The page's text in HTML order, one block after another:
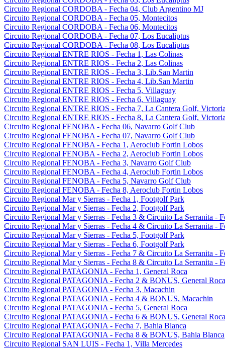
Circuito Regional CORDOBA - Fecha 04, Club Argentino MJ
Circuito Regional CORDOBA - Fecha 05, Montecitos
Circuito Regional CORDOBA - Fecha 06, Montecitos
Circuito Regional CORDOBA - Fecha 07, Los Eucaliptus
Circuito Regional CORDOBA - Fecha 08, Los Eucaliptus
Circuito Regional ENTRE RIOS - Fecha 1, Las Colinas
Circuito Regional ENTRE RIOS - Fecha 2, Las Colinas
Circuito Regional ENTRE RIOS - Fecha 3, Lib.San Martin
Circuito Regional ENTRE RIOS - Fecha 4, Lib.San Martin
Circuito Regional ENTRE RIOS - Fecha 5, Villaguay
Circuito Regional ENTRE RIOS - Fecha 6, Villaguay
Circuito Regional ENTRE RIOS - Fecha 7, La Cantera Golf, Victoria
Circuito Regional ENTRE RIOS - Fecha 8, La Cantera Golf, Victoria
Circuito Regional FENOBA - Fecha 06, Navarro Golf Club
Circuito Regional FENOBA - Fecha 07, Navarro Golf Club
Circuito Regional FENOBA - Fecha 1, Aeroclub Fortin Lobos
Circuito Regional FENOBA - Fecha 2, Aeroclub Fortin Lobos
Circuito Regional FENOBA - Fecha 3, Navarro Golf Club
Circuito Regional FENOBA - Fecha 4, Aeroclub Fortin Lobos
Circuito Regional FENOBA - Fecha 5, Navarro Golf Club
Circuito Regional FENOBA - Fecha 8, Aeroclub Fortin Lobos
Circuito Regional Mar y Sierras - Fecha 1, Footgolf Park
Circuito Regional Mar y Sierras - Fecha 2, Footgolf Park
Circuito Regional Mar y Sierras - Fecha 3 & Circuito La Serranita -
Circuito Regional Mar y Sierras - Fecha 4 & Circuito La Serranita -
Circuito Regional Mar y Sierras - Fecha 5, Footgolf Park
Circuito Regional Mar y Sierras - Fecha 6, Footgolf Park
Circuito Regional Mar y Sierras - Fecha 7 & Circuito La Serranita -
Circuito Regional Mar y Sierras - Fecha 8 & Circuito La Serranita -
Circuito Regional PATAGONIA - Fecha 1, General Roca
Circuito Regional PATAGONIA - Fecha 2 & BONUS, General Roca
Circuito Regional PATAGONIA - Fecha 3, Macachin
Circuito Regional PATAGONIA - Fecha 4 & BONUS, Macachin
Circuito Regional PATAGONIA - Fecha 5, General Roca
Circuito Regional PATAGONIA - Fecha 6 & BONUS, General Roca
Circuito Regional PATAGONIA - Fecha 7, Bahia Blanca
Circuito Regional PATAGONIA - Fecha 8 & BONUS, Bahia Blanca
Circuito Regional SAN LUIS - Fecha 1, Villa Mercedes